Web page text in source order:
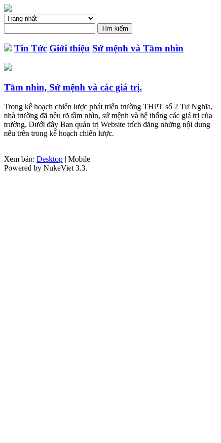
Tin Tức Giới thiệu Sứ mệnh và Tầm nhìn
Tầm nhìn, Sứ mệnh và các giá trị.
Trong kế hoạch chiến lược phát triển trường THPT số 2 Tư Nghĩa,
nhà trường đã nêu rõ tầm nhìn, sứ mệnh và hệ thống các giá trị của
trường. Dưới đây Ban quản trị Website trích đăng những nội dung
nêu trên trong kế hoạch chiến lược.
Xem bản: Desktop | Mobile
Powered by NukeViet 3.3.